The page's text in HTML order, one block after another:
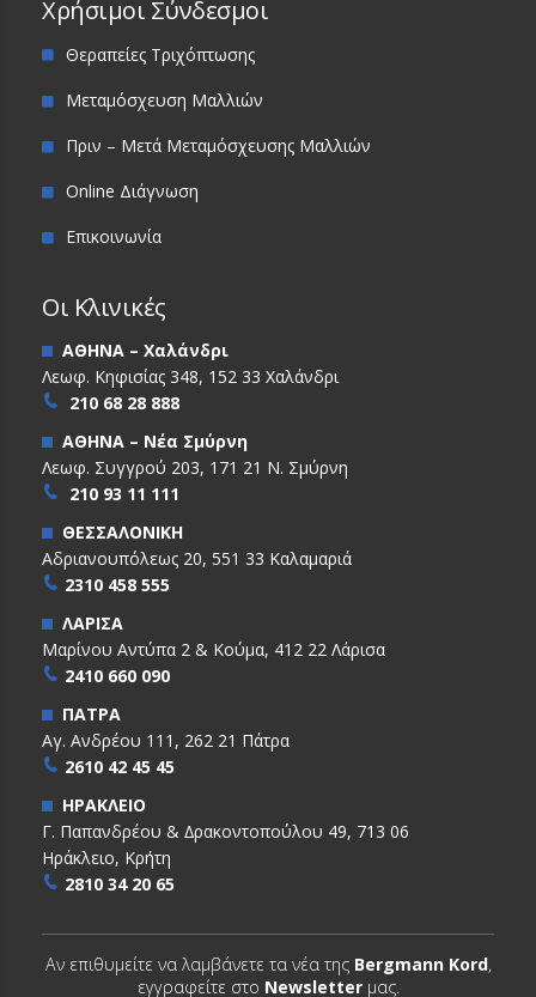
Χρήσιμοι Σύνδεσμοι
Θεραπείες Τριχόπτωσης
Μεταμόσχευση Μαλλιών
Πριν – Μετά Μεταμόσχευσης Μαλλιών
Online Διάγνωση
Επικοινωνία
Οι Κλινικές
ΑΘΗΝΑ – Χαλάνδρι
Λεωφ. Κηφισίας 348, 152 33 Χαλάνδρι
210 68 28 888
ΑΘΗΝΑ – Νέα Σμύρνη
Λεωφ. Συγγρού 203, 171 21 Ν. Σμύρνη
210 93 11 111
ΘΕΣΣΑΛΟΝΙΚΗ
Αδριανουπόλεως 20, 551 33 Καλαμαριά
2310 458 555
ΛΑΡΙΣΑ
Μαρίνου Αντύπα 2 & Κούμα, 412 22 Λάρισα
2410 660 090
ΠΑΤΡΑ
Αγ. Ανδρέου 111, 262 21 Πάτρα
2610 42 45 45
ΗΡΑΚΛΕΙΟ
Γ. Παπανδρέου & ∆ρακοντοπούλου 49, 713 06
Ηράκλειο, Κρήτη
2810 34 20 65
Αν επιθυμείτε να λαμβάνετε τα νέα της Bergmann Kord,
εγγραφείτε στο Newsletterμας.